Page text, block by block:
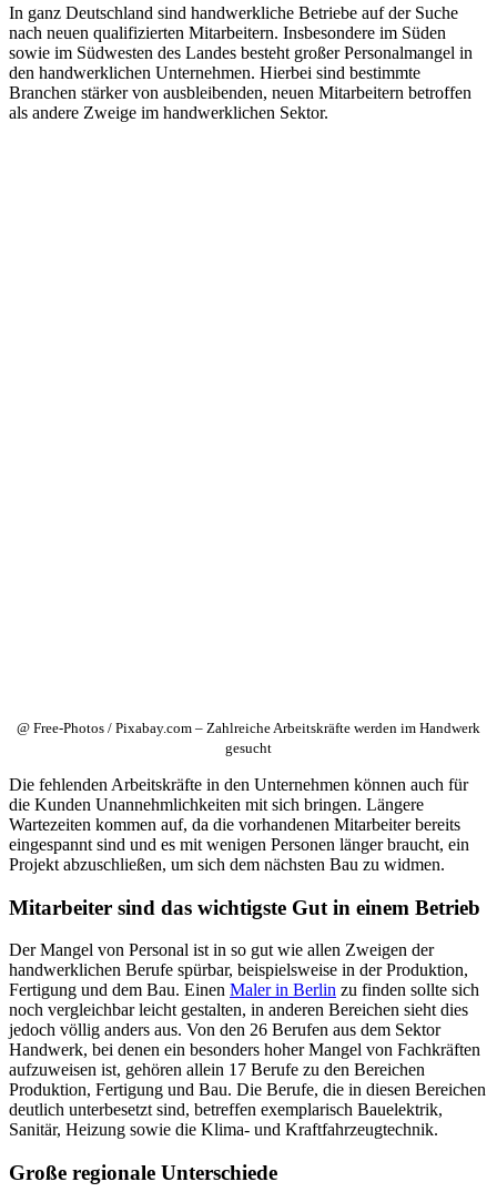
In ganz Deutschland sind handwerkliche Betriebe auf der Suche
nach neuen qualifizierten Mitarbeitern. Insbesondere im Süden
sowie im Südwesten des Landes besteht großer Personalmangel in
den handwerklichen Unternehmen. Hierbei sind bestimmte
Branchen stärker von ausbleibenden, neuen Mitarbeitern betroffen
als andere Zweige im handwerklichen Sektor.
@ Free-Photos / Pixabay.com – Zahlreiche Arbeitskräfte werden im Handwerk
gesucht
Die fehlenden Arbeitskräfte in den Unternehmen können auch für
die Kunden Unannehmlichkeiten mit sich bringen. Längere
Wartezeiten kommen auf, da die vorhandenen Mitarbeiter bereits
eingespannt sind und es mit wenigen Personen länger braucht, ein
Projekt abzuschließen, um sich dem nächsten Bau zu widmen.
Mitarbeiter sind das wichtigste Gut in einem Betrieb
Der Mangel von Personal ist in so gut wie allen Zweigen der
handwerklichen Berufe spürbar, beispielsweise in der Produktion,
Fertigung und dem Bau. Einen Maler in Berlin zu finden sollte sich
noch vergleichbar leicht gestalten, in anderen Bereichen sieht dies
jedoch völlig anders aus. Von den 26 Berufen aus dem Sektor
Handwerk, bei denen ein besonders hoher Mangel von Fachkräften
aufzuweisen ist, gehören allein 17 Berufe zu den Bereichen
Produktion, Fertigung und Bau. Die Berufe, die in diesen Bereichen
deutlich unterbesetzt sind, betreffen exemplarisch Bauelektrik,
Sanitär, Heizung sowie die Klima- und Kraftfahrzeugtechnik.
Große regionale Unterschiede